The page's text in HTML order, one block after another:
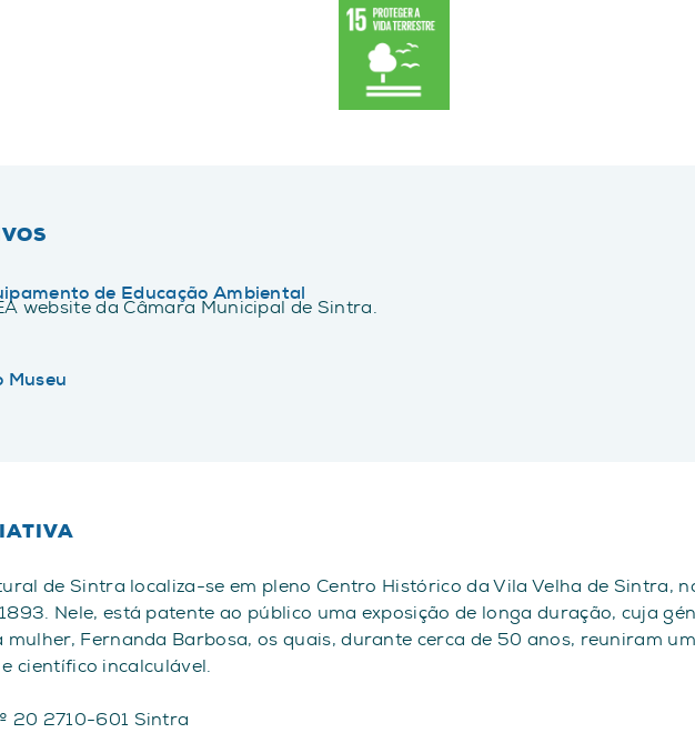
de Educação Ambiental
website da Câmara Municipal de Sintra.
Museu
de Sintra localiza-se em pleno Centro Histórico da Vila Velha de Sintra,
Nele, está patente ao público uma exposição de longa duração, cuja
mulher, Fernanda Barbosa, os quais, durante cerca de 50 anos, reuniram
científico incalculável.
20 2710-601 Sintra